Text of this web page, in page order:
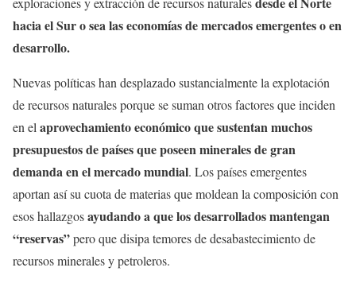
hacia el Suro sea las economías de mercados emergentes o en
desarrollo.
Nuevas políticas han desplazado sustancialmente la explotación
de recursos naturales porque se suman otros factores que inciden
en elaprovechamiento económico que sustentan muchos
presupuestos de países que poseen minerales de gran
demanda en el mercado mundial. Los países emergentes
aportan así su cuota de materias que moldean la composición con
esos hallazgosayudando a que los desarrollados mantengan
“reservas”pero que disipa temores de desabastecimiento de
recursos minerales y petroleros.